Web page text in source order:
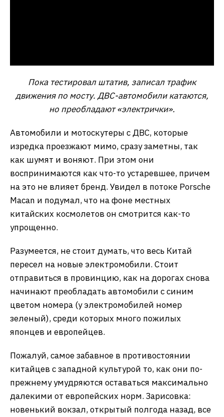
Пока тестировал штатив, записал трафик
движения по мосту. ДВС-автомобили катаются,
но преобладают «электрички».
Автомобили и мотоскутеры с ДВС, которые
изредка проезжают мимо, сразу заметны, так
как шумят и воняют. При этом они
воспринимаются как что-то устаревшее, причем
на это не влияет бренд. Увидел в потоке Porsche
Macan и подумал, что на фоне местных
китайских космолетов он смотрится как-то
упрощенно.
Разумеется, не стоит думать, что весь Китай
пересел на новые электромобили. Стоит
отправиться в провинцию, как на дорогах снова
начинают преобладать автомобили с синим
цветом номера (у электромобилей номер
зеленый), среди которых много пожилых
японцев и европейцев.
Пожалуй, самое забавное в противостоянии
китайцев с западной культурой то, как они по-
прежнему умудряются оставаться максимально
далекими от европейских норм. Зарисовка:
новенький вокзал, открытый полгода назад, все